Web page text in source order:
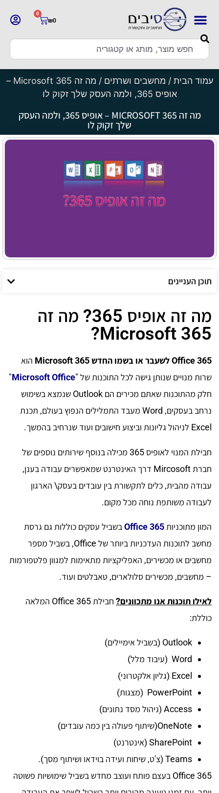
₪0
0
עמוד הבית / מחשבים ושרתים
/ מה זה Microsoft 365 –
אופיס 365, ולמה העסק שלך זקוק לו
מה זה MICROSOFT 365 – אופיס 365, ולמה העסק
שלך זקוק לו
תוכן העניינים
מה זה אופיס 365? מה זה
Microsoft 365?
Office 365 לשעבר או בשמו החדש Microsoft 365
הוא
שרות מנויים שנותן גישה לכל התוכנות של "Microsoft Office
"
חלק מהתוכנות שאתם מכירים הם Outlook שנמצא בשימוש
נרחב בעסקים, Word מעבד התמלילים הנפוץ בעולם, תכנת
Excel לניהול גליונות וביצוע חישובים ועוד שנרחיב בהמשך.
חבילת המנוי לאופיס 365 מכילה בנוסף שירותים נוספים של
חברת Mircosoft דרך האינטרנט שמאפשרים עבודה בענן,
עבודה מהבית, כלים לתקשורת בין עובדים בעסק\ הארגון
לעבודה משותפת נוחה מכל מקום.
המון מתוכניות Office 365 בשביל עסקים כוללות גם גרסת
מחשב לתוכנות העדכניות ביותר של Office, בשביל מספר
מחשבים או מכשירים, האפליקציות מתאימות למגוון פלטפורמות
– מחשבים, מכשירים סלולארים, טאבלטים ועוד.
לאילו תוכנות אנו מתכוונים?
חבילת Office 365 המלאה
כוללת:
Outlook (בשביל אימיילים)
Word (עיבוד מלל)
Excel (גליון אלקטרוני)
PowerPoint (מצגות)
Access (ניהול מסד נתונים)
OneNote(שיתוף פעולה בין כמה עובדים)
SharePoint (אינטרנט)
Teams (צ'ט, שיחות ועידה בוידאו ושיתוף מסך).
Office 365 בעצם פותח ועוצב מחדש בשביל שימושיות פשוטה